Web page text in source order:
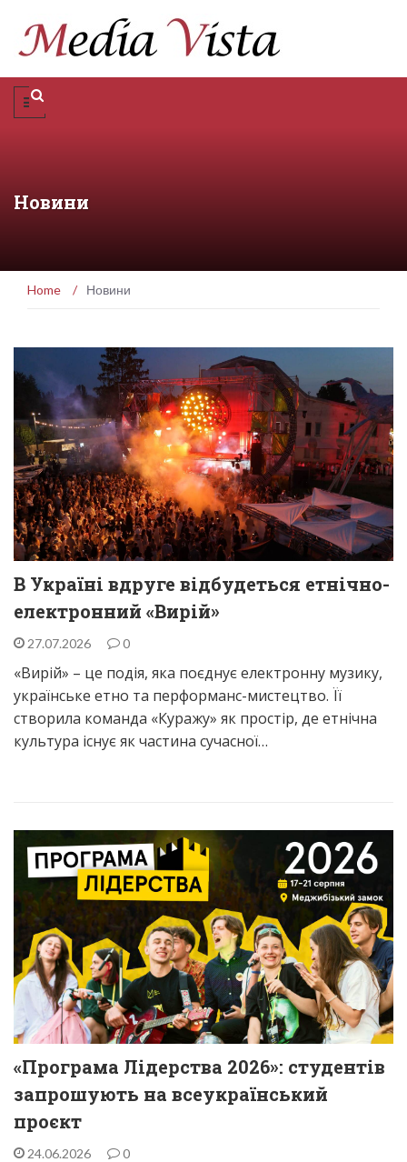
Новини
Home / Новини
В Україні вдруге відбудеться етнічно-
електронний «Вирій»
27.07.2026 0
«Вирій» – це подія, яка поєднує електронну музику,
українське етно та перформанс-мистецтво. Її
створила команда «Куражу» як простір, де етнічна
культура існує як частина сучасної…
«Програма Лідерства 2026»: студентів
запрошують на всеукраїнський
проєкт
24.06.2026 0